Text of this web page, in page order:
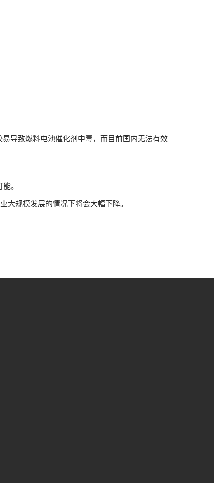
导致燃料电池催化剂中毒，而目前国内无法有效
。
规模发展的情况下将会大幅下降。